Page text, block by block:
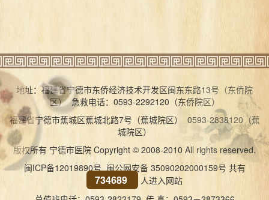
地址：福建省宁德市东侨经济技术开发区闽东东路13号（东侨院
区） 急救电话：0593-2292120（东侨院区）
福建省宁德市蕉城区蕉城北路7号（蕉城院区） 0593-2838120（蕉
城院区）
版权所有 宁德市医院 Copyright © 2008-2010 All rights reserved.
闽ICP备12019890号 闽公网安备 35090202000159号 共有
734689
人进入网站